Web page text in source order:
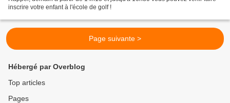
inscrire votre enfant à l'école de golf !
Page suivante >
Hébergé par Overblog
Top articles
Pages